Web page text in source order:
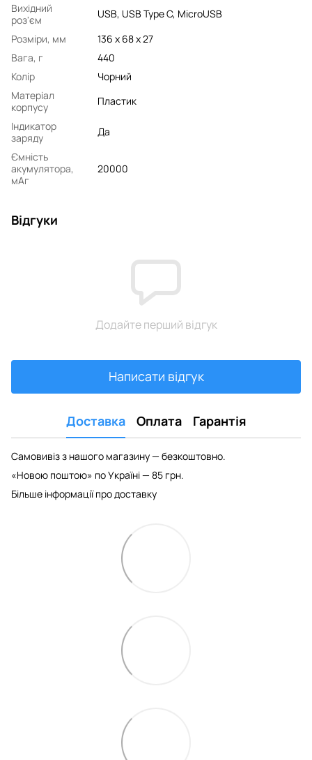
Вихідний
роз'єм
USB, USB Type C, MicroUSB
Розміри, мм
136 х 68 х 27
Вага, г
440
Колір
Чорний
Матеріал
корпусу
Пластик
Індикатор
заряду
Да
Ємність
акумулятора,
мАг
20000
Відгуки
Додайте перший відгук
Написати відгук
Доставка Оплата Гарантія
Самовивіз з нашого магазину — безкоштовно.
«Новою поштою» по Україні — 85 грн.
Більше інформації про доставку